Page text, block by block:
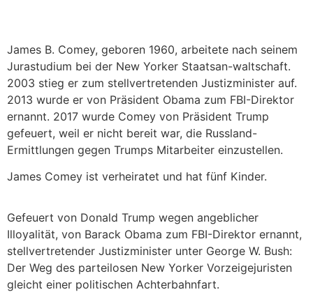
James B. Comey, geboren 1960, arbeitete nach seinem
Jurastudium bei der New Yorker Staatsan-waltschaft.
2003 stieg er zum stellvertretenden Justizminister auf.
2013 wurde er von Präsident Obama zum FBI-Direktor
ernannt. 2017 wurde Comey von Präsident Trump
gefeuert, weil er nicht bereit war, die Russland-
Ermittlungen gegen Trumps Mitarbeiter einzustellen.
James Comey ist verheiratet und hat fünf Kinder.
Gefeuert von Donald Trump wegen angeblicher
Illoyalität, von Barack Obama zum FBI-Direktor ernannt,
stellvertretender Justizminister unter George W. Bush:
Der Weg des parteilosen New Yorker Vorzeigejuristen
gleicht einer politischen Achterbahnfart.